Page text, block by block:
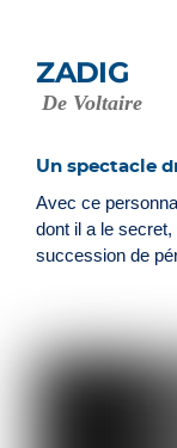
ZADIG
De Voltaire
Un spectacle
Avec ce
dont il a le
succession de